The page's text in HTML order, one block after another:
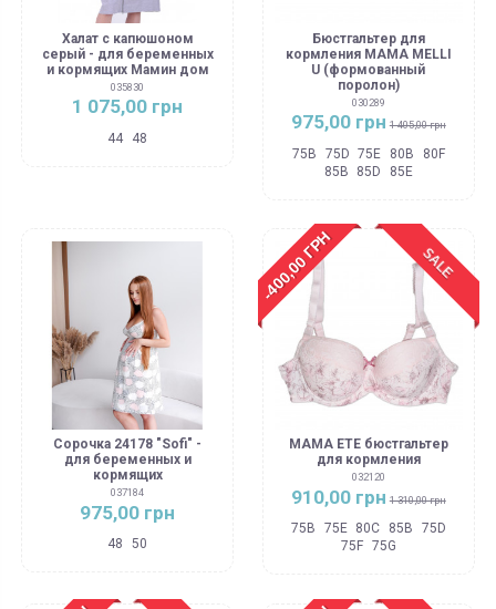
Халат с капюшоном
серый - для беременных
и кормящих Мамин дом
035830
1 075,00 грн
44 48
Бюстгальтер для
кормления MAMA MELLI
U (формованный
поролон)
030289
975,00 грн 1 405,00 грн
75B 75D 75E 80B
80F
85B
85D 85E
Сорочка 24178 "Sofi" -
для беременных и
кормящих
037184
975,00 грн
48 50
SALE
-400,00 ГРН
MAMA ETE бюстгальтер
для кормления
032120
910,00 грн 1 310,00 грн
75B 75E 80C 85B
75D
75F 75G